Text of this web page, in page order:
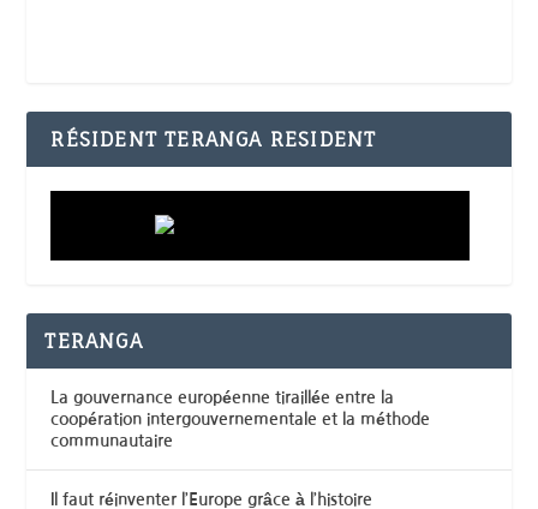
RÉSIDENT TERANGA RESIDENT
TERANGA
La gouvernance européenne tiraillée entre la
coopération intergouvernementale et la méthode
communautaire
Il faut réinventer l’Europe grâce à l’histoire